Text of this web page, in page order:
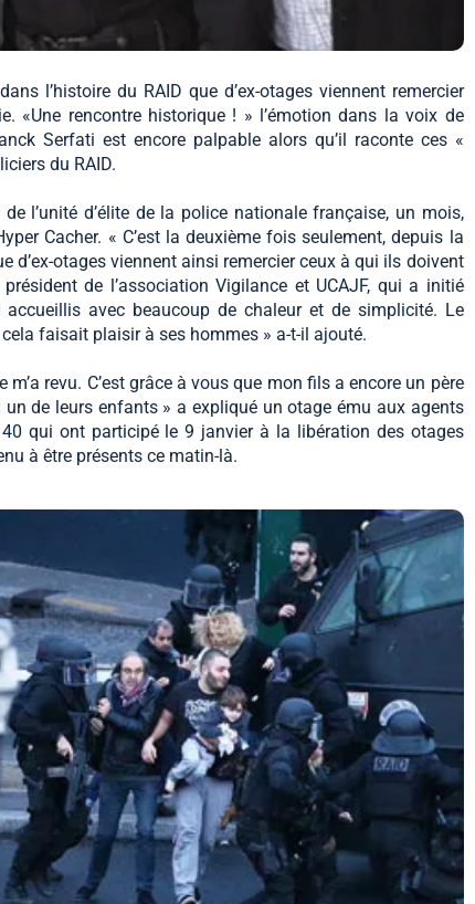
l’histoire du RAID que d’ex-otages viennent remercier
«Une rencontre historique ! » l’émotion dans la voix de
Serfati est encore palpable alors qu’il raconte ces «
du RAID.
l’unité d’élite de la police nationale française, un mois,
Cacher. « C’est la deuxième fois seulement, depuis la
d’ex-otages viennent ainsi remercier ceux à qui ils doivent
de l’association Vigilance et UCAJF, qui a initié
avec beaucoup de chaleur et de simplicité. Le
faisait plaisir à ses hommes » a-t-il ajouté.
revu. C’est grâce à vous que mon fils a encore un père
un de leurs enfants » a expliqué un otage ému aux agents
qui ont participé le 9 janvier à la libération des otages
à être présents ce matin-là.